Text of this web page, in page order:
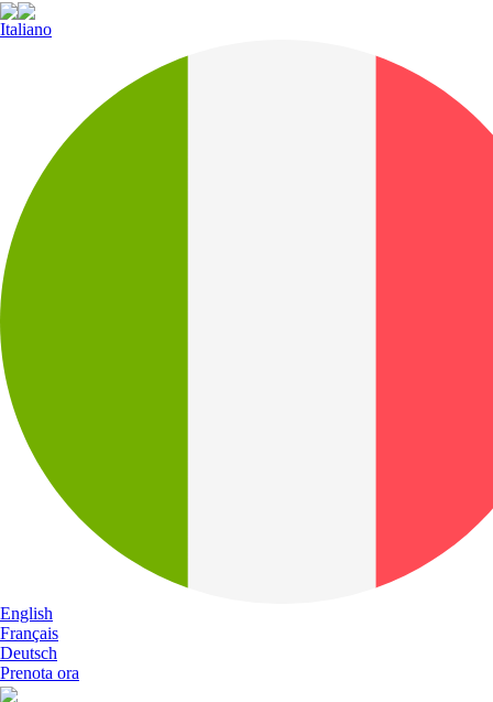
Italiano
English
Français
Deutsch
Prenota ora